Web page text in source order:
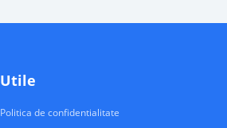
Utile
Politica de confidentialitate